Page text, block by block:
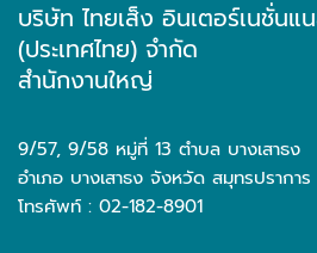
บริษัท ไทยเส็ง อินเตอร์เนชั่นแ
(ประเทศไทย) จำกัด
สำนักงานใหญ่
9/57, 9/58 หมู่ที่ 13 ตำบล บางเสาธง
อำเภอ บางเสาธง จังหวัด สมุทรปรากา
โทรศัพท์ : 02-182-8901